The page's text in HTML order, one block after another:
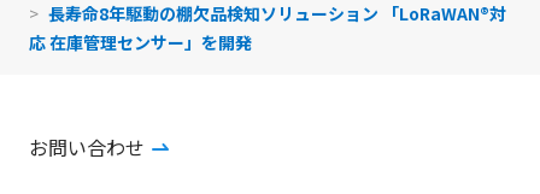
長寿命8年駆動の棚欠品検知ソリューション 「LoRaWAN®対
応 在庫管理センサー」を開発
お問い合わせ